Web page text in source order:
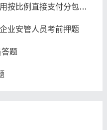
位并监督使用，分包单位不再重复提取。()
业安管人员考前押题
题